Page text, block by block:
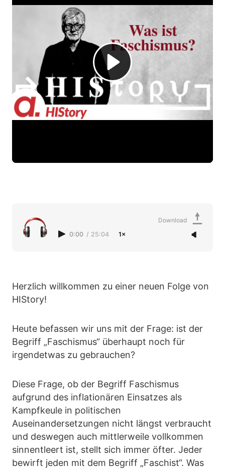
0:00 / 25:04 1×
Download
Herzlich willkommen zu einer neuen Folge von
HIStory!
Heute befassen wir uns mit der Frage: ist der
Begriff „Faschismus“ überhaupt noch für
irgendetwas zu gebrauchen?
Diese Frage, ob der Begriff Faschismus
aufgrund des inflationären Einsatzes als
Kampfkeule in politischen
Auseinandersetzungen nicht längst verbraucht
und deswegen auch mittlerweile vollkommen
sinnentleert ist, stellt sich immer öfter. Jeder
bewirft jeden mit dem Begriff „Faschist“. Was